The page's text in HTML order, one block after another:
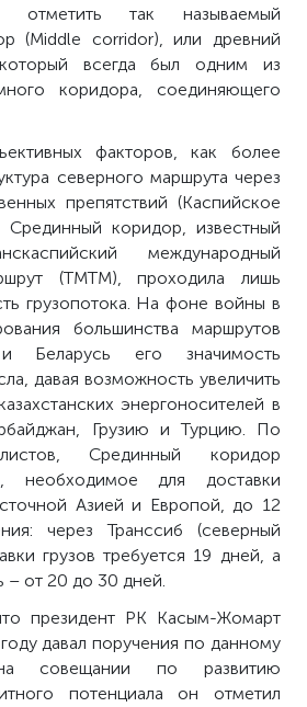
отметить так называемый
(Middle corridor), или древний
всегда был одним из
коридора, соединяющего
факторов, как более
северного маршрута через
препятствий (Каспийское
коридор, известный
международный
(ТМТМ), проходила лишь
грузопотока. На фоне войны в
большинства маршрутов
Беларусь его значимость
давая возможность увеличить
энергоносителей в
Грузию и Турцию. По
Срединный коридор
необходимое для доставки
Азией и Европой, до 12
через Транссиб (северный
грузов требуется 19 дней, а
– от 20 до 30 дней.
президент РК Касым-Жомарт
давал поручения по данному
совещании по развитию
потенциала он отметил